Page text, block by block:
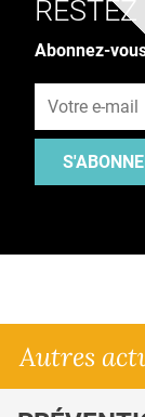
Abonnez-
Autres